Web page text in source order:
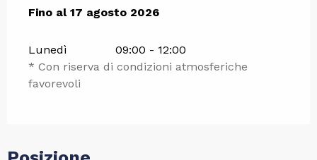
Dal6 luglio 2026 al17 agosto 2026
Fino al17 agosto 2026
Lunedì
09:00 - 12:00
* Con riserva di condizioni atmosferiche
favorevoli